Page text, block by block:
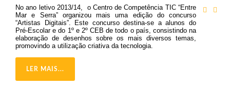
No ano letivo 2013/14, o Centro de Competência TIC “Entre
Mar e Serra” organizou mais uma edição do concurso
“Artistas Digitais”. Este concurso destina-se a alunos do
Pré-Escolar e do 1º e 2º CEB de todo o país, consistindo na
elaboração de desenhos sobre os mais diversos temas,
promovindo a utilização criativa da tecnologia.
LER MAIS...